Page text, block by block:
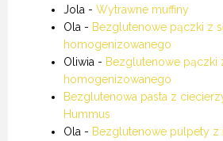
Jola - Wytrawne muffiny
Ola - Bezglutenowe pączki z
homogenizowanego
Oliwia - Bezglutenowe pączki
homogenizowanego
Bezglutenowa pasta z
Hummus
Ola - Bezglutenowe pulpety z